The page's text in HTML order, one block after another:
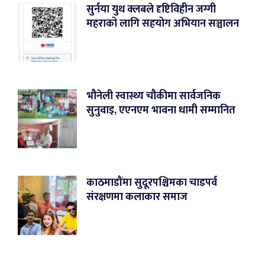
सुर्नया युथ क्लबले दृष्टिविहीन जग्गी
महराको लागि सहयोग अभियान सञ्चालन
भौनेली स्वास्थ्य चौकीमा सार्वजनिक
सुनुवाइ, एएनएम भावना धामी सम्मानित
काठमाडौंमा सुदूरपश्चिमका चाडपर्व
संरक्षणमा कलाकार समाज